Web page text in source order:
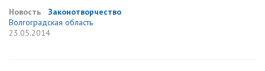
Новость
Законотворчество
Волгоградская область
23.05.2014